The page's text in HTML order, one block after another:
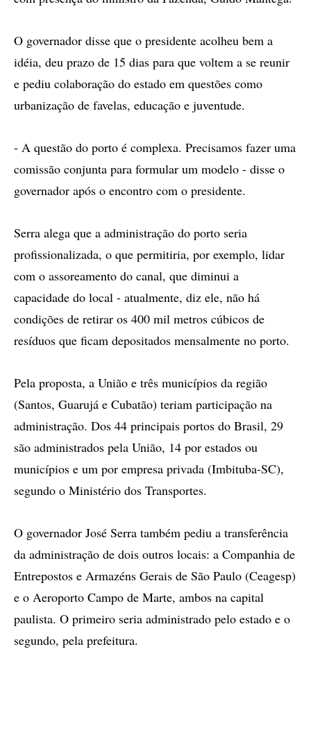
O governador disse que o presidente acolheu bem a
idéia, deu prazo de 15 dias para que voltem a se reunir
e pediu colaboração do estado em questões como
urbanização de favelas, educação e juventude.
- A questão do porto é complexa. Precisamos fazer uma
comissão conjunta para formular um modelo - disse o
governador após o encontro com o presidente.
Serra alega que a administração do porto seria
profissionalizada, o que permitiria, por exemplo, lidar
com o assoreamento do canal, que diminui a
capacidade do local - atualmente, diz ele, não há
condições de retirar os 400 mil metros cúbicos de
resíduos que ficam depositados mensalmente no porto.
Pela proposta, a União e três municípios da região
(Santos, Guarujá e Cubatão) teriam participação na
administração. Dos 44 principais portos do Brasil, 29
são administrados pela União, 14 por estados ou
municípios e um por empresa privada (Imbituba-SC),
segundo o Ministério dos Transportes.
O governador José Serra também pediu a transferência
da administração de dois outros locais: a Companhia de
Entrepostos e Armazéns Gerais de São Paulo (Ceagesp)
e o Aeroporto Campo de Marte, ambos na capital
paulista. O primeiro seria administrado pelo estado e o
segundo, pela prefeitura.